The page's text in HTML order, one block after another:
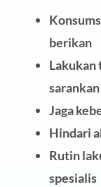
berikan
Lakukan
sarankan
Jaga
Hindari
Rutin
spesialis